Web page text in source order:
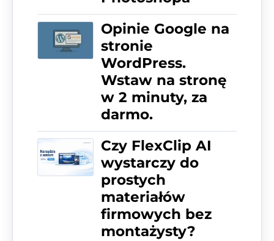
Opinie Google na
stronie
WordPress.
Wstaw na stronę
w 2 minuty, za
darmo.
Czy FlexClip AI
wystarczy do
prostych
materiałów
firmowych bez
montażysty?